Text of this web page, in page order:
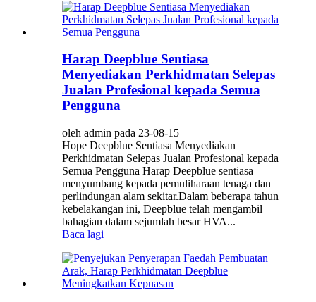
Harap Deepblue Sentiasa
Menyediakan Perkhidmatan Selepas
Jualan Profesional kepada Semua
Pengguna
oleh admin pada 23-08-15
Hope Deepblue Sentiasa Menyediakan
Perkhidmatan Selepas Jualan Profesional kepada
Semua Pengguna Harap Deepblue sentiasa
menyumbang kepada pemuliharaan tenaga dan
perlindungan alam sekitar.Dalam beberapa tahun
kebelakangan ini, Deepblue telah mengambil
bahagian dalam sejumlah besar HVA...
Baca lagi